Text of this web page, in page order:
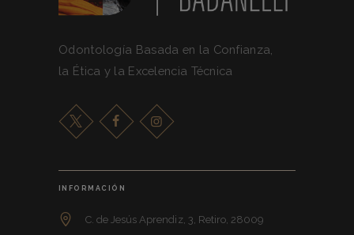
Odontología Basada en la Confianza,
la Ética y la Excelencia Técnica
INFORMACIÓN
C. de Jesús Aprendiz, 3, Retiro, 28009